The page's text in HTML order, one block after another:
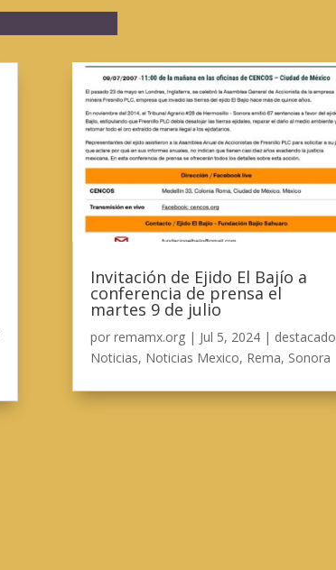
Invitación de Ejido El Bajío a
conferencia de prensa el
martes 9 de julio
por remamx.org| Jul 5, 2024| destacado
Noticias, Noticias Mexico, Rema, Sonora